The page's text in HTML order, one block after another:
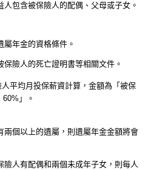
人包含被保險人的配偶、父母或子女。
屬年金的資格條件。
保險人的死亡證明書等相關文件。
平均月投保薪資計算，金額為「被保
」。
兩個以上的遺屬，則遺屬年金金額將會
險人有配偶和兩個未成年子女，則每人